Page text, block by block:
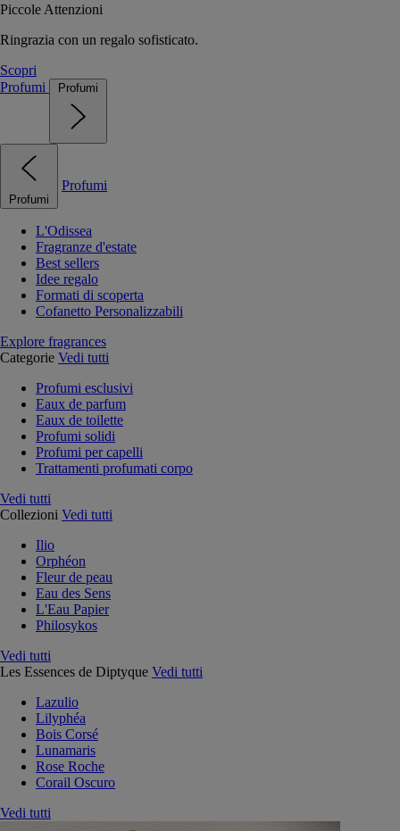
Piccole Attenzioni
Ringrazia con un regalo sofisticato.
Scopri
Profumi
Profumi
Profumi
Profumi
L'Odissea
Fragranze d'estate
Best sellers
Idee regalo
Formati di scoperta
Cofanetto Personalizzabili
Explore fragrances
Categorie Vedi tutti
Profumi esclusivi
Eaux de parfum
Eaux de toilette
Profumi solidi
Profumi per capelli
Trattamenti profumati corpo
Vedi tutti
Collezioni Vedi tutti
Ilio
Orphéon
Fleur de peau
Eau des Sens
L'Eau Papier
Philosykos
Vedi tutti
Les Essences de Diptyque Vedi tutti
Lazulio
Lilyphéa
Bois Corsé
Lunamaris
Rose Roche
Corail Oscuro
Vedi tutti